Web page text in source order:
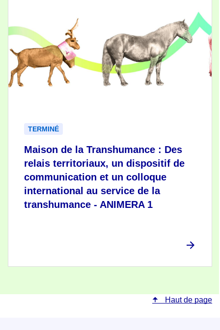
Maison de la Transhumance : Des
relais territoriaux, un dispositif de
communication et un colloque
international au service de la
transhumance - ANIMERA 1
TERMINÉ
Haut de page